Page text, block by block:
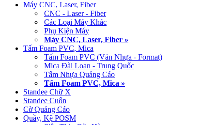
Máy CNC, Laser, Fiber
CNC - Laser - Fiber
Các Loại Máy Khác
Phụ Kiện Máy
Máy CNC, Laser, Fiber »
Tấm Foam PVC, Mica
Tấm Foam PVC (Ván Nhựa - Format)
Mica Đài Loan - Trung Quốc
Tấm Nhựa Quảng Cáo
Tấm Foam PVC, Mica »
Standee Chữ X
Standee Cuốn
Cờ Quảng Cáo
Quầy, Kệ POSM